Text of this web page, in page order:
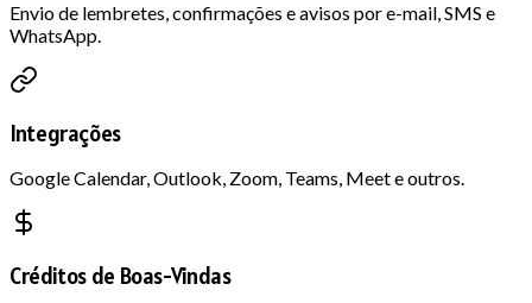
Envio de lembretes, confirmações e avisos por e-mail, SMS e
WhatsApp.
Integrações
Google Calendar, Outlook, Zoom, Teams, Meet e outros.
Créditos de Boas-Vindas